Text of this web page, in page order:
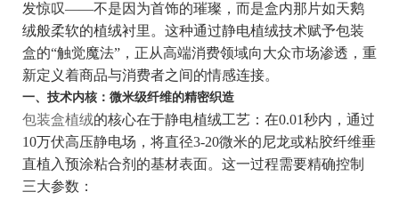
发惊叹——不是因为首饰的璀璨，而是盒内那片如天鹅
绒般柔软的植绒衬里。这种通过静电植绒技术赋予包装
盒的“触觉魔法”，正从高端消费领域向大众市场渗透，重
新定义着商品与消费者之间的情感连接。
一、技术内核：微米级纤维的精密织造
包装盒植绒的核心在于静电植绒工艺：在0.01秒内，通过
10万伏高压静电场，将直径3-20微米的尼龙或粘胶纤维垂
直植入预涂粘合剂的基材表面。这一过程需要精确控制
三大参数：